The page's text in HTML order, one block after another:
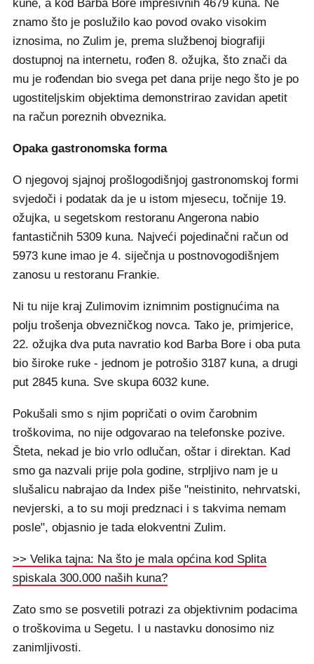
kune, a kod Barba Bore impresivnih 4679 kuna. Ne
znamo što je poslužilo kao povod ovako visokim
iznosima, no Zulim je, prema službenoj biografiji
dostupnoj na internetu, rođen 8. ožujka, što znači da
mu je rođendan bio svega pet dana prije nego što je po
ugostiteljskim objektima demonstrirao zavidan apetit
na račun poreznih obveznika.
Opaka gastronomska forma
O njegovoj sjajnoj prošlogodišnjoj gastronomskoj formi
svjedoči i podatak da je u istom mjesecu, točnije 19.
ožujka, u segetskom restoranu Angerona nabio
fantastičnih 5309 kuna. Najveći pojedinačni račun od
5973 kune imao je 4. siječnja u postnovogodišnjem
zanosu u restoranu Frankie.
Ni tu nije kraj Zulimovim iznimnim postignućima na
polju trošenja obvezničkog novca. Tako je, primjerice,
22. ožujka dva puta navratio kod Barba Bore i oba puta
bio široke ruke - jednom je potrošio 3187 kuna, a drugi
put 2845 kuna. Sve skupa 6032 kune.
Pokušali smo s njim popričati o ovim čarobnim
troškovima, no nije odgovarao na telefonske pozive.
Šteta, nekad je bio vrlo odlučan, oštar i direktan. Kad
smo ga nazvali prije pola godine, strpljivo nam je u
slušalicu nabrajao da Index piše "neistinito, nehrvatski,
nevjerski, a to su moji predznaci i s takvima nemam
posle", objasnio je tada elokventni Zulim.
>> Velika tajna: Na što je mala općina kod Splita
spiskala 300.000 naših kuna?
Zato smo se posvetili potrazi za objektivnim podacima
o troškovima u Segetu. I u nastavku donosimo niz
zanimljivosti.